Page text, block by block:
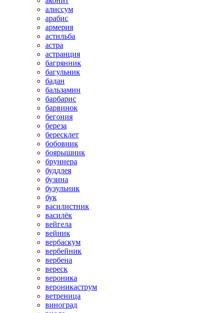
алиссум
арабис
армерия
астильба
астра
астранция
багрянник
багульник
бадан
бальзамин
барбарис
барвинок
бегония
береза
бересклет
бобовник
боярышник
бруннера
буддлея
бузина
бузульник
бук
василистник
василёк
вейгела
вейник
вербаскум
вербейник
вербена
вереск
вероника
вероникаструм
ветреница
виноград